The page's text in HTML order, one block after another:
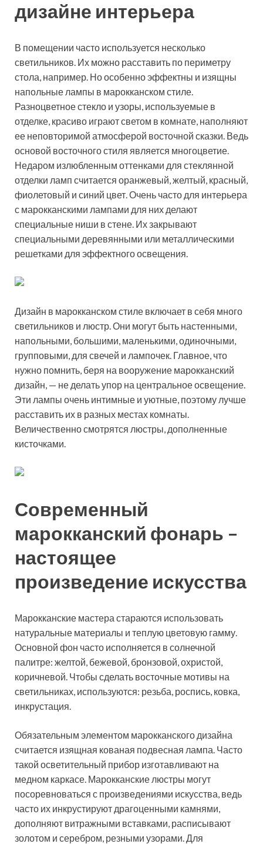
дизайне интерьера
В помещении часто используется несколько
светильников. Их можно расставить по периметру
стола, например. Но особенно эффектны и изящны
напольные лампы в марокканском стиле.
Разноцветное стекло и узоры, используемые в
отделке, красиво играют светом в комнате, наполняют
ее неповторимой атмосферой восточной сказки. Ведь
основой восточного стиля является многоцветие.
Недаром излюбленным оттенками для стеклянной
отделки ламп считается оранжевый, желтый, красный,
фиолетовый и синий цвет. Очень часто для интерьера
с марокканскими лампами для них делают
специальные ниши в стене. Их закрывают
специальными деревянными или металлическими
решетками для эффектного освещения.
Дизайн в марокканском стиле включает в себя много
светильников и люстр. Они могут быть настенными,
напольными, большими, маленькими, одиночными,
групповыми, для свечей и лампочек. Главное, что
нужно помнить, беря на вооружение марокканский
дизайн, — не делать упор на центральное освещение.
Эти лампы очень интимные и уютные, поэтому лучше
расставить их в разных местах комнаты.
Величественно смотрятся люстры, дополненные
кисточками.
Современный
марокканский фонарь –
настоящее
произведение искусства
Марокканские мастера стараются использовать
натуральные материалы и теплую цветовую гамму.
Основной фон часто исполняется в солнечной
палитре: желтой, бежевой, бронзовой, охристой,
коричневой. Чтобы сделать восточные мотивы на
светильниках, используются: резьба, роспись, ковка,
инкрустация.
Обязательным элементом марокканского дизайна
считается изящная кованая подвесная лампа. Часто
такой осветительный прибор изготавливают на
медном каркасе. Марокканские люстры могут
посоревноваться с произведениями искусства, ведь
часто их инкрустируют драгоценными камнями,
дополняют витражными вставками, расписывают
золотом и серебром, резными узорами. Для